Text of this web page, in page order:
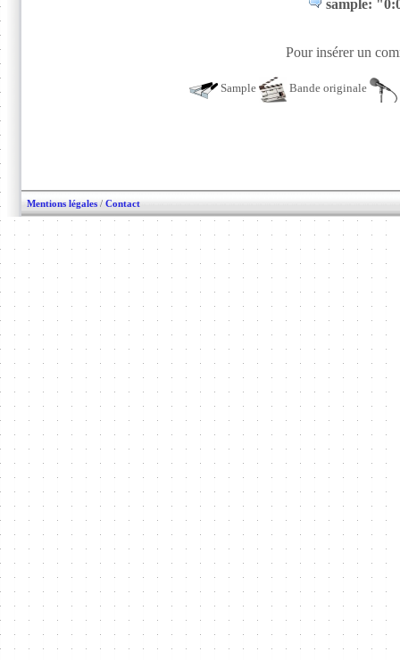
sample:
Pour insérer un
Sample Bande originale
Mentions légales / Contact